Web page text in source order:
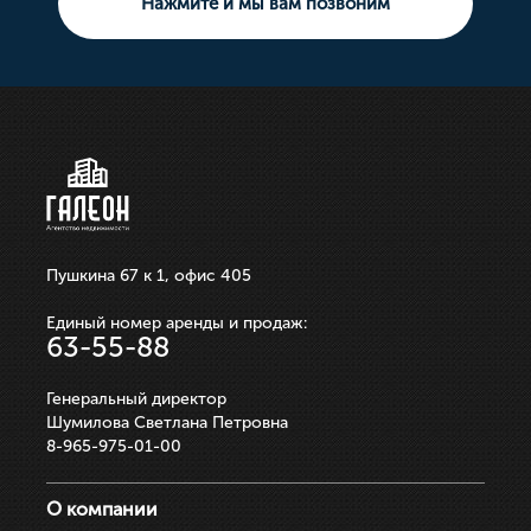
ЗАПИСАТЬСЯ НА ПРОСМОТР
750 000р.
10 000 000р.
ЗАПИСАТЬСЯ НА ПРОСМОТР
21 100 000р.
Пушкина 67 к 1, офис 405
Единый номер аренды и продаж:
63-55-88
Генеральный директор
Шумилова Светлана Петровна
8-965-975-01-00
О компании